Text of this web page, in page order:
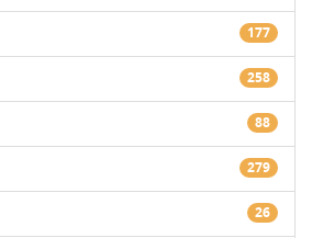
177
258
88
279
26